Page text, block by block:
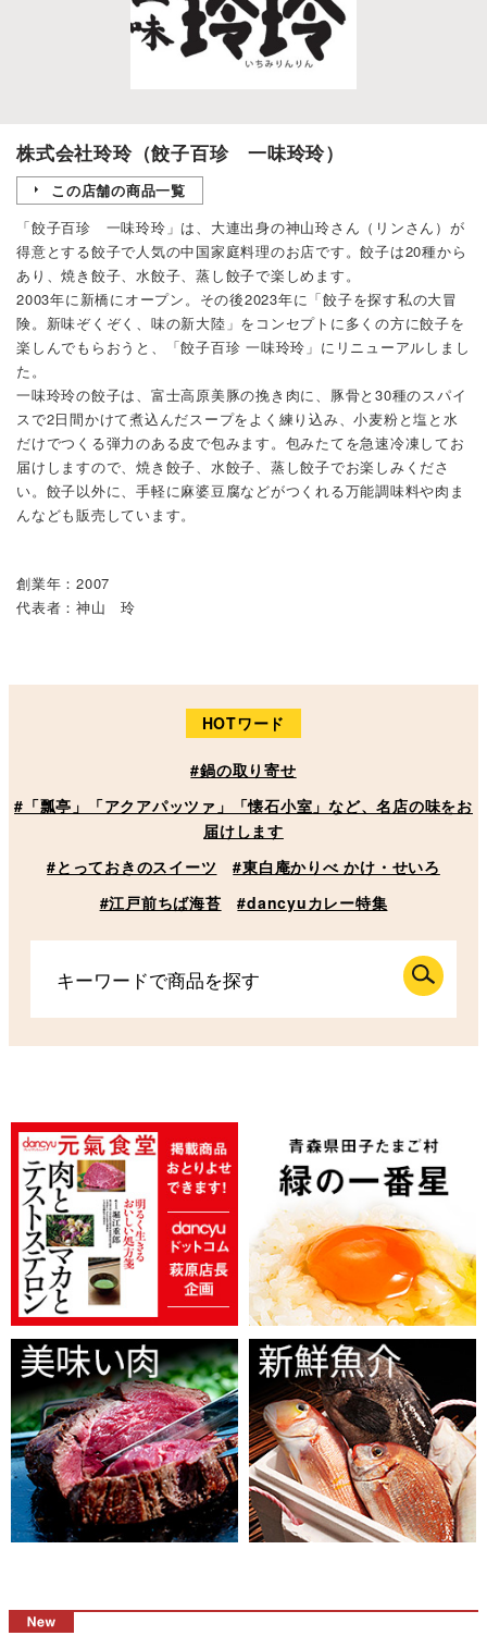
株式会社玲玲（餃子百珍 一味玲玲）
この店舗の商品一覧
「餃子百珍 一味玲玲」は、大連出身の神山玲さん（リンさん）が
得意とする餃子で人気の中国家庭料理のお店です。餃子は20種から
あり、焼き餃子、水餃子、蒸し餃子で楽しめます。
2003年に新橋にオープン。その後2023年に「餃子を探す私の大冒
険。新味ぞくぞく、味の新大陸」をコンセプトに多くの方に餃子を
楽しんでもらおうと、「餃子百珍 一味玲玲」にリニューアルしまし
た。
一味玲玲の餃子は、富士高原美豚の挽き肉に、豚骨と30種のスパイ
スで2日間かけて煮込んだスープをよく練り込み、小麦粉と塩と水
だけでつくる弾力のある皮で包みます。包みたてを急速冷凍してお
届けしますので、焼き餃子、水餃子、蒸し餃子でお楽しみくださ
い。餃子以外に、手軽に麻婆豆腐などがつくれる万能調味料や肉ま
んなども販売しています。
創業年：2007
代表者：神山 玲
HOTワード
#鍋の取り寄せ
#「瓢亭」「アクアパッツァ」「懐石小室」など、名店の味をお
届けします
#とっておきのスイーツ
#東白庵かりべ かけ・せいろ
#江戸前ちば海苔
#dancyuカレー特集